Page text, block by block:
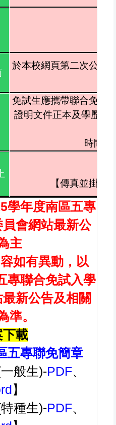
於本校網頁第二次公告
免試生應攜帶聯合免試
證明文件正本及學歷(
時間及
【傳真並掛號
學年度南區五專
會網站最新公
主
如有異動，以
專聯合免試入學
新公告及相關
準。
下載
五專聯免簡章
一般生)-PDF、
】
特種生)-PDF、